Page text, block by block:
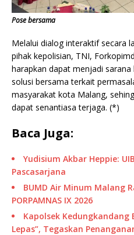
Pose bersama
Melalui dialog interaktif secara
pihak kepolisian, TNI,
harapkan dapat menjadi
solusi bersama terkait
masyarakat kota Malang,
dapat senantiasa terjaga. (*)
Baca Juga:
Yudisium Akbar Heppie:
Pascasarjana
BUMD Air Minum Malang
PORPAMNAS IX 2026
Kapolsek Kedungkandang
Lepas”, Tegaskan